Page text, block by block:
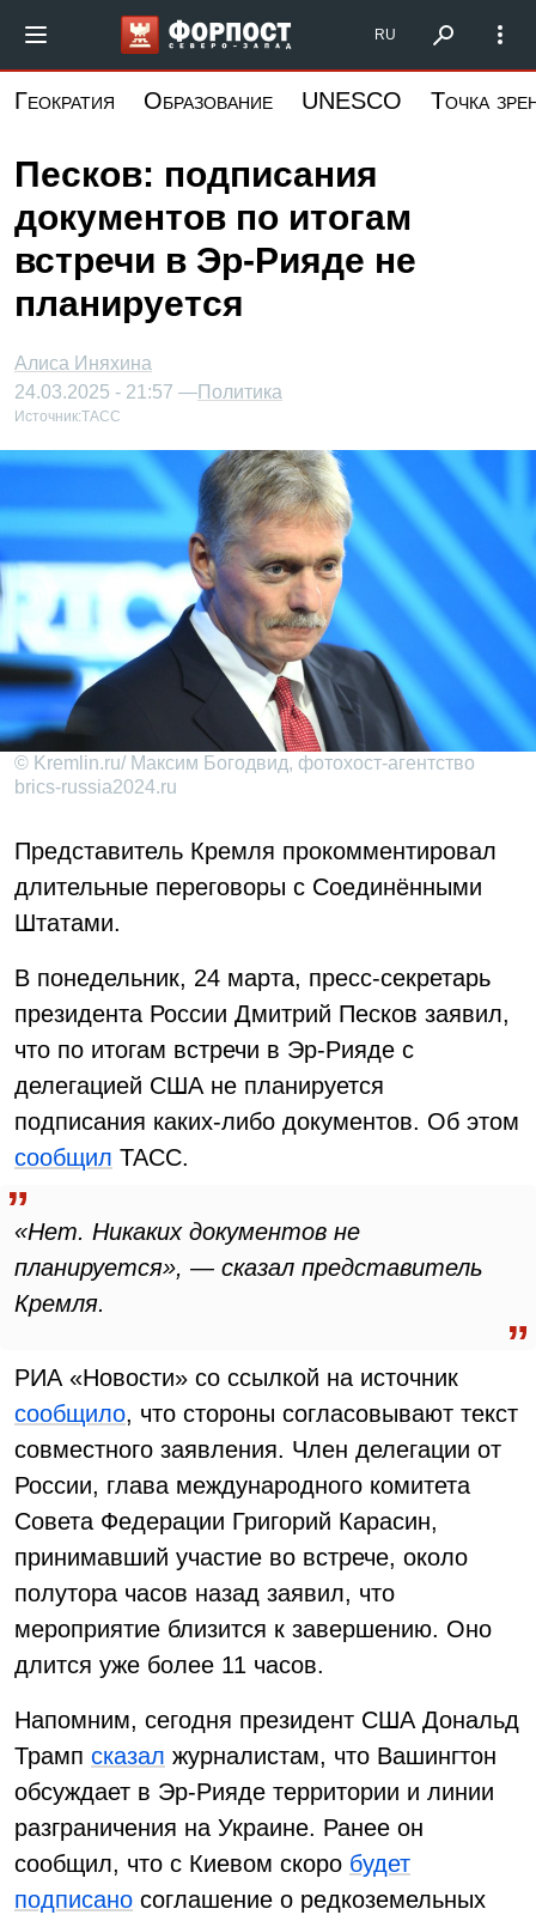
основному
Форпост Северо-Запад
RU
Геократия Образование UNESCO Точка
Песков: подписания
документов по итогам
встречи в Эр-Рияде не
планируется
Алиса Иняхина
24.03.2025 - 21:57 —Политика
Источник:ТАСС
© Kremlin.ru/ Максим Богодвид, фотохост-агентство
brics-russia2024.ru
Представитель Кремля прокомментировал
длительные переговоры с Соединёнными
Штатами.
В понедельник, 24 марта, пресс-секретарь
президента России Дмитрий Песков заявил,
что по итогам встречи в Эр-Рияде с
делегацией США не планируется
подписания каких-либо документов. Об этом
сообщил ТАСС.
«Нет. Никаких документов не
планируется», — сказал представитель
Кремля.
РИА «Новости» со ссылкой на источник
сообщило, что стороны согласовывают текст
совместного заявления. Член делегации от
России, глава международного комитета
Совета Федерации Григорий Карасин,
принимавший участие во встрече, около
полутора часов назад заявил, что
мероприятие близится к завершению. Оно
длится уже более 11 часов.
Напомним, сегодня президент США Дональд
Трамп сказал журналистам, что Вашингтон
обсуждает в Эр-Рияде территории и линии
разграничения на Украине. Ранее он
сообщил, что с Киевом скоро будет
подписано соглашение о редкоземельных